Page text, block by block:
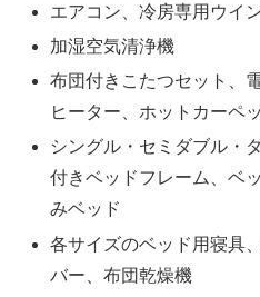
エアコン、冷房専用ウイ
加湿空気清浄機
布団付きこたつセット、
ヒーター、ホットカーペ
シングル・セミダブル・
付きベッドフレーム、ベ
みベッド
各サイズのベッド用寝具
バー、布団乾燥機